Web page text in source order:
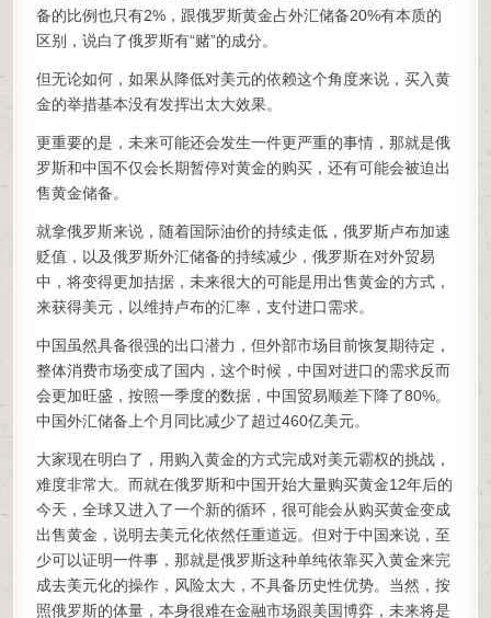
备的比例也只有2%，跟俄罗斯黄金占外汇储备20%有本质的
区别，说白了俄罗斯有“赌”的成分。
但无论如何，如果从降低对美元的依赖这个角度来说，买入黄
金的举措基本没有发挥出太大效果。
更重要的是，未来可能还会发生一件更严重的事情，那就是俄
罗斯和中国不仅会长期暂停对黄金的购买，还有可能会被迫出
售黄金储备。
就拿俄罗斯来说，随着国际油价的持续走低，俄罗斯卢布加速
贬值，以及俄罗斯外汇储备的持续减少，俄罗斯在对外贸易
中，将变得更加拮据，未来很大的可能是用出售黄金的方式，
来获得美元，以维持卢布的汇率，支付进口需求。
中国虽然具备很强的出口潜力，但外部市场目前恢复期待定，
整体消费市场变成了国内，这个时候，中国对进口的需求反而
会更加旺盛，按照一季度的数据，中国贸易顺差下降了80%。
中国外汇储备上个月同比减少了超过460亿美元。
大家现在明白了，用购入黄金的方式完成对美元霸权的挑战，
难度非常大。而就在俄罗斯和中国开始大量购买黄金12年后的
今天，全球又进入了一个新的循环，很可能会从购买黄金变成
出售黄金，说明去美元化依然任重道远。但对于中国来说，至
少可以证明一件事，那就是俄罗斯这种单纯依靠买入黄金来完
成去美元化的操作，风险太大，不具备历史性优势。当然，按
照俄罗斯的体量，本身很难在金融市场跟美国博弈，未来将是